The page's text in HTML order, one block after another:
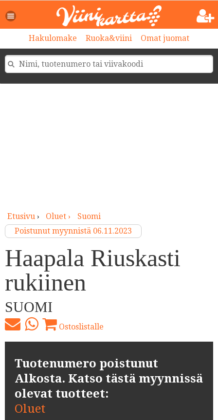
Hakulomake Ruoka&viini Omat juomat
Etusivu› Oluet ›
Suomi
Poistunut myynnistä 06.11.2023
Haapala Riuskasti
rukiinen
SUOMI
Ostoslistalle
Tuotenumero poistunut
Alkosta. Katso tästä myynnissä
olevat tuotteet:
Oluet